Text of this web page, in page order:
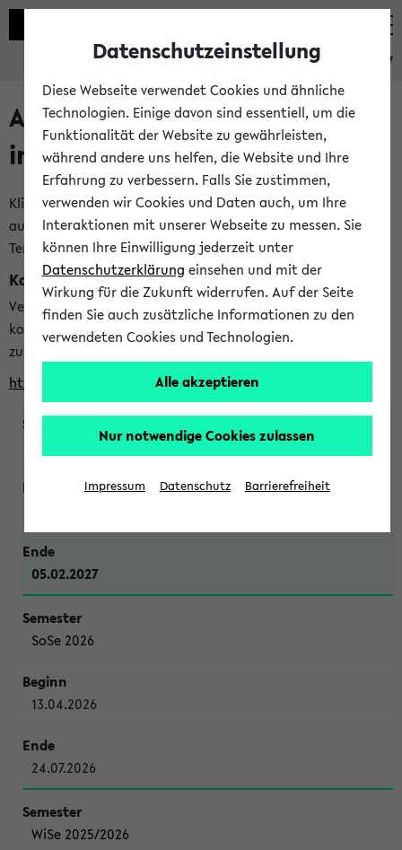
eKVV
Alle veröffentlichten Semester
im eKVV
Klicken Sie auf das Semester, welches Sie für Ihre Sitzung
auswählen möchten. Bitte beachten Sie auch die weiteren
Termine imKalender der Lehrplanung
Kalenderintegration
Verwenden Sie die folgende Adresse, um mit einer
kompatiblen Kalenderanwendung auf die Vorlesungszeiten
zuzugreifen (nähere Informationen
finden Sie hier
https://ekvv.uni-bielefeld.de/ws/calendar?vz
WiSe 2026/2027
05.02.2027
SoSe 2026
13.04.2026
24.07.2026
WiSe 2025/2026
Datenschutzeinstellung
Diese Webseite verwendet Cookies und ähnliche
Technologien. Einige davon sind essentiell, um die
Funktionalität der Website zu gewährleisten,
während andere uns helfen, die Website und Ihre
Erfahrung zu verbessern. Falls Sie zustimmen,
verwenden wir Cookies und Daten auch, um Ihre
Interaktionen mit unserer Webseite zu messen. Sie
können Ihre Einwilligung jederzeit unter
Datenschutzerklärung einsehen und mit der
Wirkung für die Zukunft widerrufen. Auf der Seite
finden Sie auch zusätzliche Informationen zu den
verwendeten Cookies und Technologien.
Alle akzeptieren
Nur notwendige Cookies zulassen
Impressum Datenschutz Barrierefreiheit